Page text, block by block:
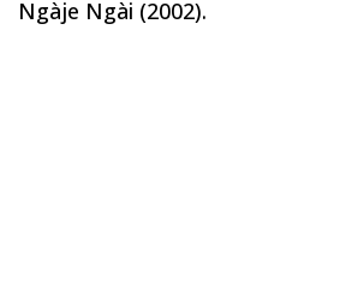
Ngàje Ngài (2002).